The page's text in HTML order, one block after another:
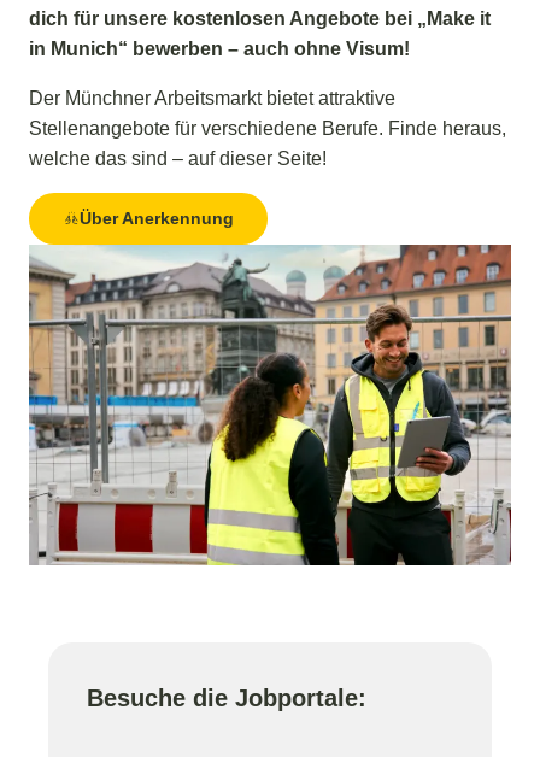
dich für unsere kostenlosen Angebote bei „Make it
in Munich“ bewerben – auch ohne Visum!
Der Münchner Arbeitsmarkt bietet attraktive
Stellenangebote für verschiedene Berufe. Finde heraus,
welche das sind – auf dieser Seite!
Über Anerkennung
Besuche die Jobportale: